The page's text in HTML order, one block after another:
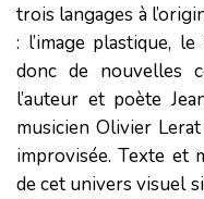
trois langages à
: l’image plastique,
donc de nouvelles
l’auteur et poète
musicien Olivier
improvisée. Texte et
de cet univers visuel